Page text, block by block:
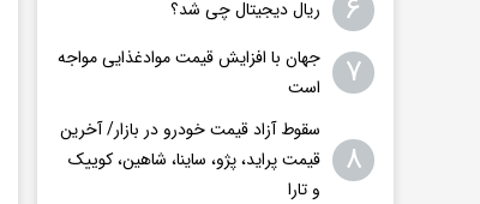
۶ ریال دیجیتال چی شد؟
۷
جهان با افزایش قیمت موادغذایی مواجه
است
۸
سقوط آزاد قیمت خودرو در بازار/ آخرین
قیمت پراید، پژو، ساینا، شاهین، کوییک
و تارا